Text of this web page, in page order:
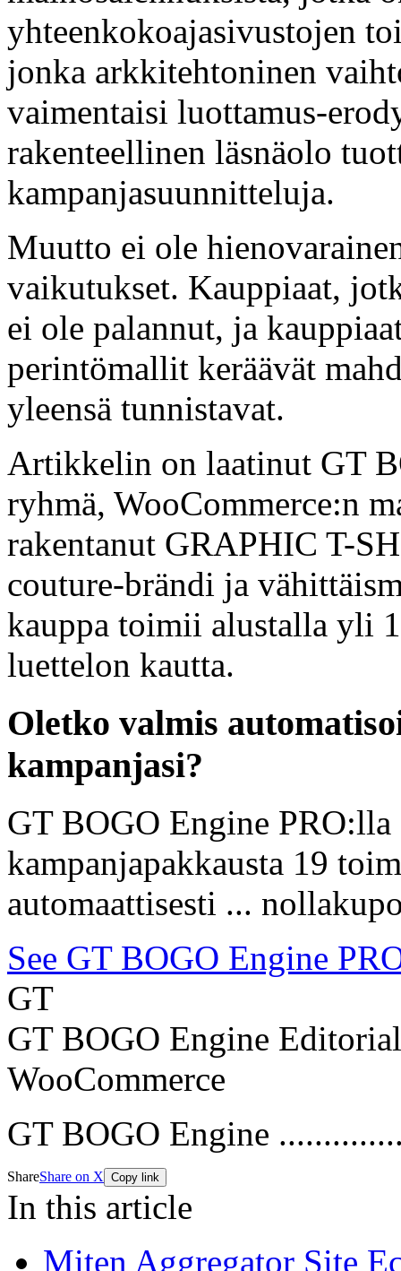
yhteenkokoajasivustojen
jonka arkkitehtoninen
vaimentaisi luottamus-
rakenteellinen läsnäolo
kampanjasuunnitteluja.
Muutto ei ole
vaikutukset. Kauppiaat,
ei ole palannut, ja
perintömallit keräävät
yleensä tunnistavat.
Artikkelin on laatinut GT
ryhmä, WooCommerce:n
rakentanut GRAPHIC T-
couture-brändi ja
kauppa toimii alustalla yli
luettelon kautta.
Oletko valmis
kampanjasi?
GT BOGO Engine
kampanjapakkausta 19
automaattisesti ...
See GT BOGO Engine
GT
GT BOGO Engine
WooCommerce
GT BOGO Engine
ShareShare on X Copy link
In this article
Miten Aggregator Site